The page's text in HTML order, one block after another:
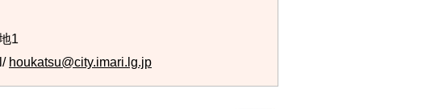
1
houkatsu@city.imari.lg.jp